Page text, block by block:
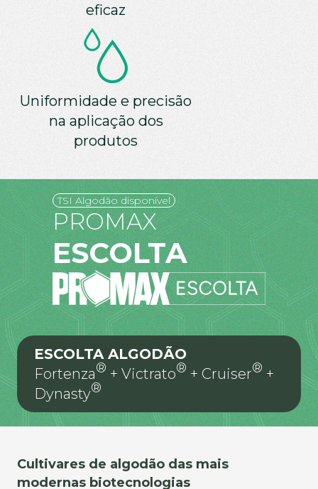
eficaz
Uniformidade e precisão
na aplicação dos
produtos
TSI Algodão disponível
PROMAX
ESCOLTA
ESCOLTA ALGODÃO
Fortenza® + Victrato® + Cruiser® +
Dynasty®
Cultivares de algodão das mais
modernas biotecnologias